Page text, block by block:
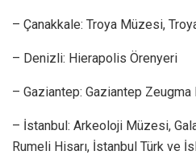
– Çanakkale: ⁠Troya Müzesi,
– Denizli: ⁠Hierapolis Örenyeri
– Gaziantep: ⁠Gaziantep
– İstanbul: ⁠Arkeoloji Müzesi,
⁠Rumeli Hisarı, ⁠İstanbul Türk ve